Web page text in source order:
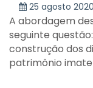
25 agosto 2020
A abordagem
seguinte
construção dos
patrimônio